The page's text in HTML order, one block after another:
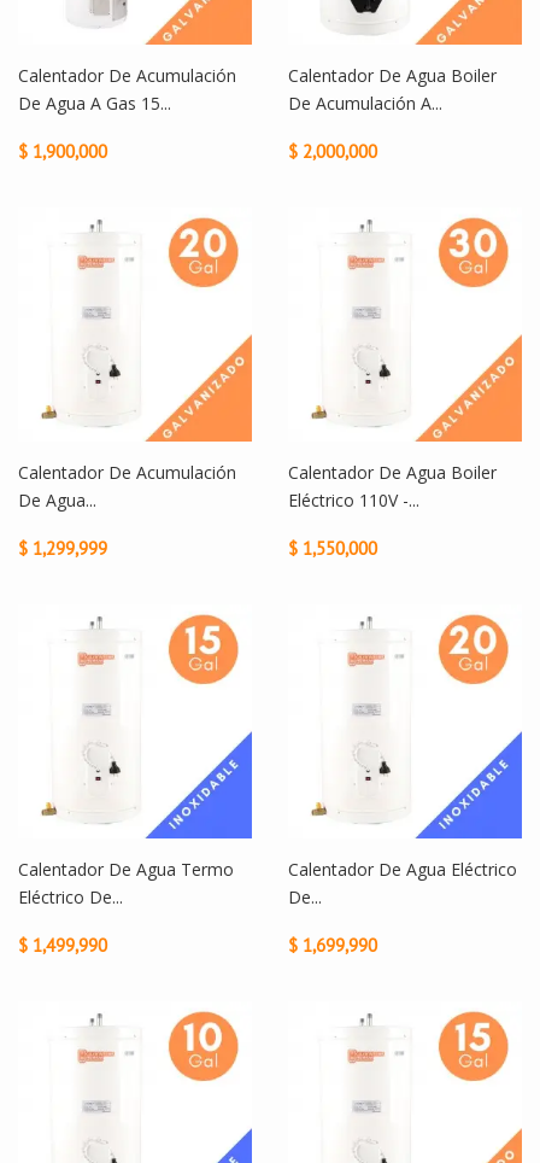
Calentador De Acumulación
De Agua A Gas 15...
$ 1,900,000
Calentador De Agua Boiler
De Acumulación A...
$ 2,000,000
Calentador De Acumulación
De Agua...
$ 1,299,999
Calentador De Agua Boiler
Eléctrico 110V -...
$ 1,550,000
Calentador De Agua Termo
Eléctrico De...
$ 1,499,990
Calentador De Agua Eléctrico
De...
$ 1,699,990